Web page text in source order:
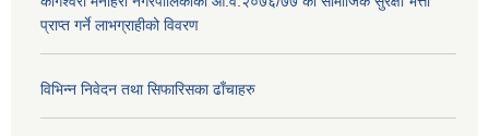
प्राप्त गर्ने लाभग्राहीको विवरण
विभिन्न निवेदन तथा सिफारिसका ढाँचाहरु